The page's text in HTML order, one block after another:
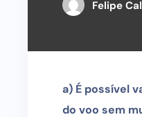
Felipe
a) É possível
do voo sem